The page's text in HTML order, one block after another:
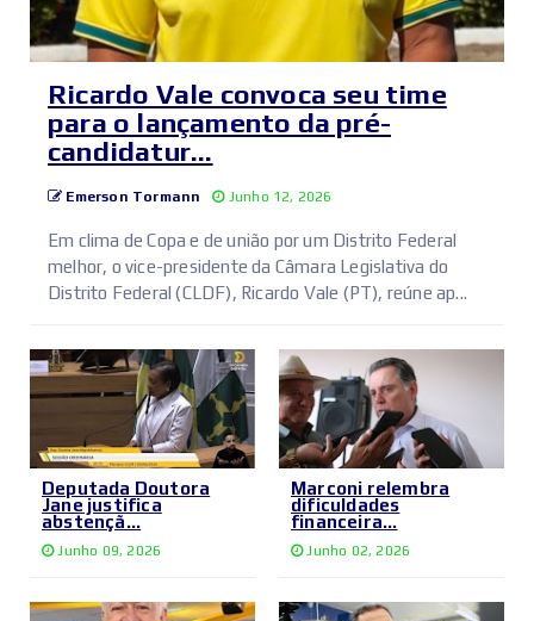
Ricardo Vale convoca seu time
para o lançamento da pré-
candidatur...
Emerson Tormann Junho 12, 2026
Em clima de Copa e de união por um Distrito Federal
melhor, o vice-presidente da Câmara Legislativa do
Distrito Federal (CLDF), Ricardo Vale (PT), reúne ap...
Deputada Doutora
Jane justifica
abstençã...
Junho 09, 2026
Marconi relembra
dificuldades
financeira...
Junho 02, 2026